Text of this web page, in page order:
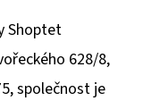
Shoptet
628/8,
společnost je